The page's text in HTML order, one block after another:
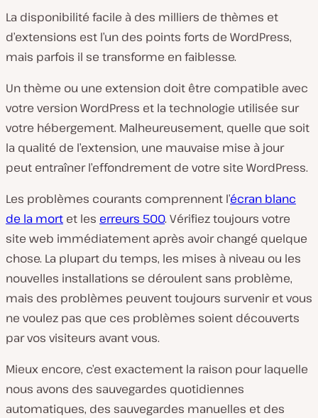
La disponibilité facile à des milliers de thèmes et
d’extensions est l’un des points forts de WordPress,
mais parfois il se transforme en faiblesse.
Un thème ou une extension doit être compatible avec
votre version WordPress et la technologie utilisée sur
votre hébergement. Malheureusement, quelle que soit
la qualité de l’extension, une mauvaise mise à jour
peut entraîner l’effondrement de votre site WordPress.
Les problèmes courants comprennent l’écran blanc
de la mort et les erreurs 500. Vérifiez toujours votre
site web immédiatement après avoir changé quelque
chose. La plupart du temps, les mises à niveau ou les
nouvelles installations se déroulent sans problème,
mais des problèmes peuvent toujours survenir et vous
ne voulez pas que ces problèmes soient découverts
par vos visiteurs avant vous.
Mieux encore, c’est exactement la raison pour laquelle
nous avons des sauvegardes quotidiennes
automatiques, des sauvegardes manuelles et des